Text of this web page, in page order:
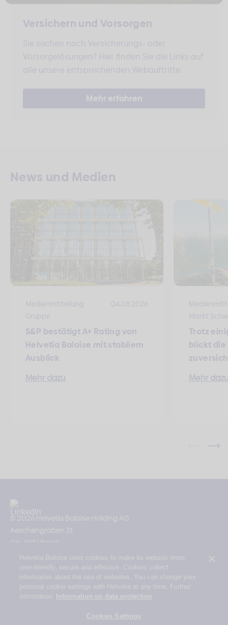
Versichern und Vorsorgen
Sie suchen nach Versicherungs- oder
Vorsorgelösungen? Hier finden Sie die Links auf
alle unsere entsprechenden Webauftritte.
Mehr erfahren
News und Medien
Medienmitteilung
Gruppe
04.08.2026
S&P bestätigt A+ Rating von
Helvetia Baloise mit stabilem
Ausblick
Mehr dazu
Markt
Trotz
blickt die
Mehr
© 2026 Helvetia Baloise Holding AG
Aeschengraben 21
CH-4051 Basel
Impressum
Rechtliche Hinweise
Datenschutz
Helvetia Baloise uses cookies to make its website more
user-friendly, secure and effective. Cookies collect
information about the use of websites. You can change your
personal cookie settings with Helvetia at any time. Further
information:
Information on data protection
Cookies Settings